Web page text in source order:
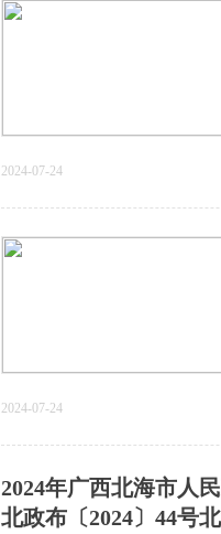
2024-07-24
2024-07-24
2024年广西北海市人
北政布〔2024〕44号